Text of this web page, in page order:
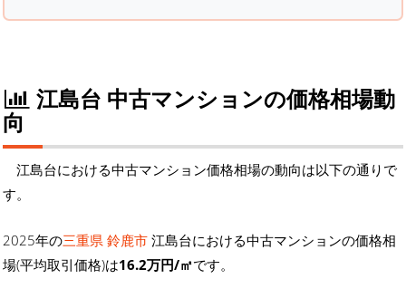
江島台 中古マンションの価格相場動
向
江島台における中古マンション価格相場の動向は以下の通りで
す。
2025年の三重県 鈴鹿市 江島台における中古マンションの価格相
場(平均取引価格)は16.2万円/㎡です。